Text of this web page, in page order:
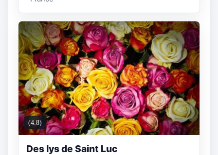
(4.8)
Des lys de Saint Luc